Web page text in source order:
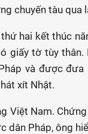
chuyến tàu qua
thứ hai kết thúc
giấy tờ tùy
và được
xít Nhật.
Việt Nam.
dân Pháp, ông